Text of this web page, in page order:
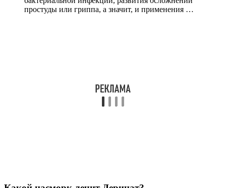
простуды или гриппа, а значит, и применения …